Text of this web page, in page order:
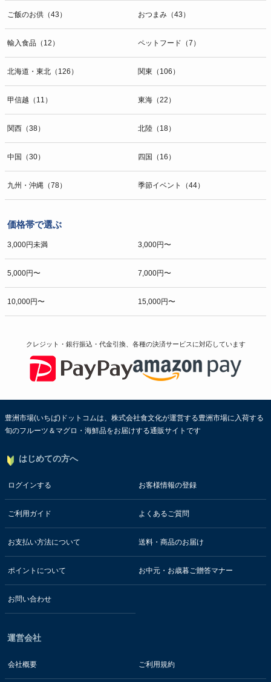
ご飯のお供（43） おつまみ（43）
輸入食品（12） ペットフード（7）
北海道・東北（126） 関東（106）
甲信越（11） 東海（22）
関西（38） 北陸（18）
中国（30） 四国（16）
九州・沖縄（78） 季節イベント（44）
価格帯で選ぶ
3,000円未満 3,000円〜
5,000円〜 7,000円〜
10,000円〜 15,000円〜
クレジット・銀行振込・代金引換、各種の決済サービスに対応しています
豊洲市場(いちば)ドットコムは、株式会社食文化が運営する豊洲市場に入荷する
旬のフルーツ＆マグロ・海鮮品をお届けする通販サイトです
はじめての方へ
ログインする お客様情報の登録
ご利用ガイド よくあるご質問
お支払い方法について 送料・商品のお届け
ポイントについて お中元・お歳暮ご贈答マナー
お問い合わせ
運営会社
会社概要 ご利用規約